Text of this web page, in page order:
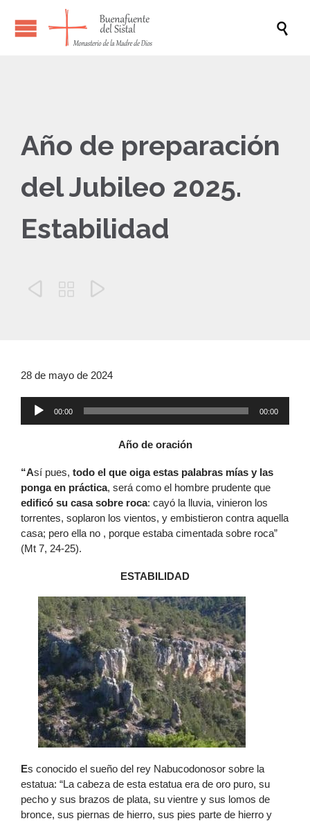

Año de preparación
del Jubileo 2025.
Estabilidad
  
28 de mayo de 2024
00:00 00:00
Año de oración
“Así pues, todo el que oiga estas palabras mías y las
ponga en práctica, será como el hombre prudente que
edificó su casa sobre roca: cayó la lluvia, vinieron los
torrentes, soplaron los vientos, y embistieron contra aquella
casa; pero ella no , porque estaba cimentada sobre roca”
(Mt 7, 24-25).
ESTABILIDAD
Es conocido el sueño del rey Nabucodonosor sobre la
estatua: “La cabeza de esta estatua era de oro puro, su
pecho y sus brazos de plata, su vientre y sus lomos de
bronce, sus piernas de hierro, sus pies parte de hierro y